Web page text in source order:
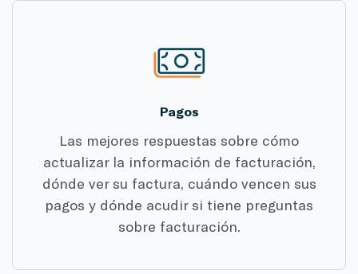
Pagos
Las mejores respuestas sobre cómo
actualizar la información de facturación,
dónde ver su factura, cuándo vencen sus
pagos y dónde acudir si tiene preguntas
sobre facturación.